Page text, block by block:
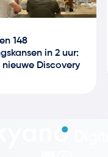
148
in 2 uur:
Discovery